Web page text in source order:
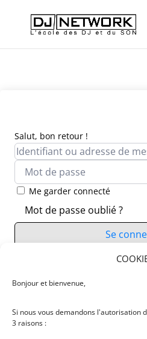
Bonjour et bienvenue,
Si nous vous demandons l'autorisation
3 raisons :
Salut, bon retour !
Me garder connecté
Mot de passe oublié ?
Se
Vous n’avez pas de compte ?